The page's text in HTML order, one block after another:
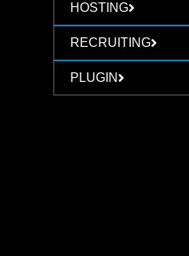
HOSTING
RECRUITING
PLUGIN